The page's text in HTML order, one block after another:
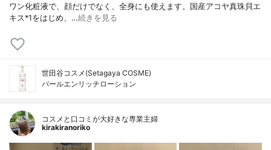
ワン化粧液で、顔だけでなく、全身にも使えます。国産アコヤ真珠貝エ
キス*1をはじめ、…続きを見る
世田谷コスメ(Setagaya COSME)
パールエンリッチローション
コスメと口コミが大好きな専業主婦
kirakiranoriko